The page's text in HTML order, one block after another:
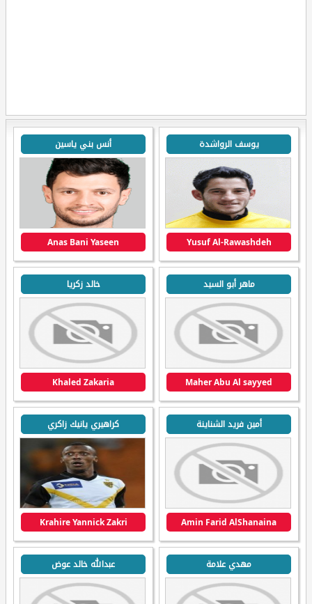
يوسف الرواشدة
Yusuf Al-Rawashdeh
أنس بني ياسين
Anas Bani Yaseen
ماهر أبو السيد
Maher Abu Al sayyed
خالد زكريا
Khaled Zakaria
أمين فريد الشناينة
Amin Farid AlShanaina
كراهيري يانيك زاكري
Krahire Yannick Zakri
مهدي علامة عبدالله خالد عوض